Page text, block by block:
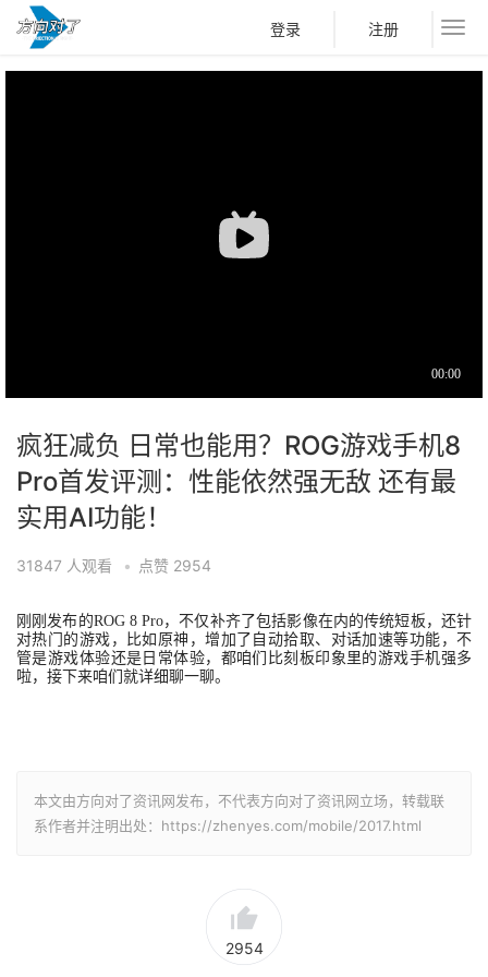
登录 注册
疯狂减负 日常也能用？ROG游戏手机8
Pro首发评测：性能依然强无敌 还有最
实用AI功能！
31847 人观看 • 点赞 2954
刚刚发布的ROG 8 Pro，不仅补齐了包括影像在内的传统短板，还针
对热门的游戏，比如原神，增加了自动拾取、对话加速等功能，不
管是游戏体验还是日常体验，都咱们比刻板印象里的游戏手机强多
啦，接下来咱们就详细聊一聊。
本文由方向对了资讯网发布，不代表方向对了资讯网立场，转载联
系作者并注明出处：https://zhenyes.com/mobile/2017.html
2954